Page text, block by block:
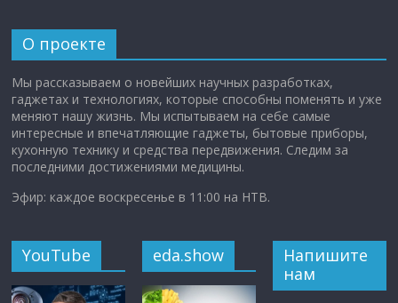
О проекте
Мы рассказываем о новейших научных разработках,
гаджетах и технологиях, которые способны поменять и уже
меняют нашу жизнь. Мы испытываем на себе самые
интересные и впечатляющие гаджеты, бытовые приборы,
кухонную технику и средства передвижения. Следим за
последними достижениями медицины.
Эфир: каждое воскресенье в 11:00 на НТВ.
YouTube eda.show
Напишите
нам